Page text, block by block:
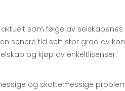
som følge av
senere tid sett stor grad av
og kjøp av enkeltlisenser.
og skattemessige